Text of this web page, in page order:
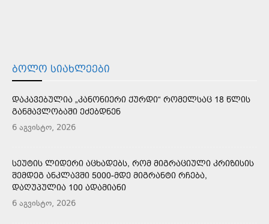
ᲑᲝᲚᲝ ᲡᲘᲐᲮᲚᲔᲔᲑᲘ
ᲓᲐᲙᲐᲕᲔᲑᲣᲚᲘᲐ „ᲙᲐᲜᲝᲜᲘᲔᲠᲘ ᲥᲣᲠᲓᲘ“ ᲠᲝᲛᲔᲚᲡᲐᲪ 18 ᲬᲚᲘᲡ
ᲒᲐᲜᲛᲐᲕᲚᲝᲑᲐᲨᲘ ᲔᲫᲔᲑᲓᲜᲔᲜ
6 აგვისტო, 2026
ᲡᲔᲣᲢᲘᲡ ᲚᲘᲓᲔᲠᲘ ᲐᲪᲮᲐᲓᲔᲑᲡ, ᲠᲝᲛ ᲛᲘᲒᲠᲐᲪᲘᲣᲚᲘ ᲙᲠᲘᲖᲘᲡᲘᲡ
ᲨᲔᲛᲓᲔᲒ ᲐᲜᲙᲚᲐᲕᲨᲘ 5000-ᲛᲓᲔ ᲛᲘᲒᲠᲐᲜᲢᲘ ᲠᲩᲔᲑᲐ,
ᲓᲐᲦᲣᲞᲣᲚᲘᲐ 100 ᲐᲓᲐᲛᲘᲐᲜᲘ
6 აგვისტო, 2026